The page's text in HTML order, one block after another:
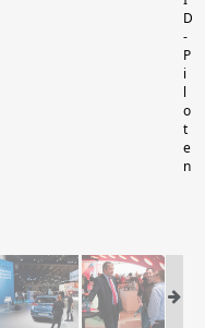
D
-
P
i
l
o
t
e
n